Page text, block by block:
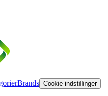
Brands Cookie indstillinger